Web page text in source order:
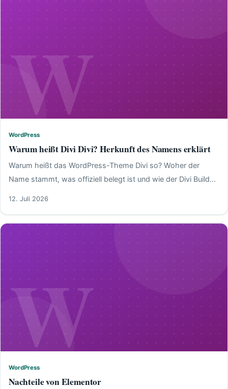
W
WordPress
Warum heißt Divi Divi? Herkunft des Namens erklärt
Warum heißt das WordPress-Theme Divi so? Woher der
Name stammt, was offiziell belegt ist und wie der Divi Builder
12. Juli 2026
W
WordPress
Nachteile von Elementor